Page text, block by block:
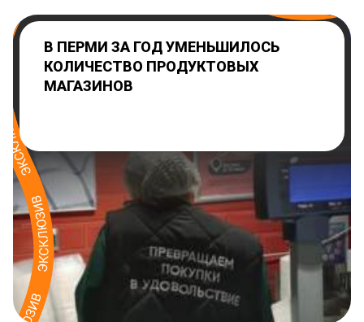
В ПЕРМИ ЗА ГОД УМЕНЬШИЛОСЬ
КОЛИЧЕСТВО ПРОДУКТОВЫХ
МАГАЗИНОВ